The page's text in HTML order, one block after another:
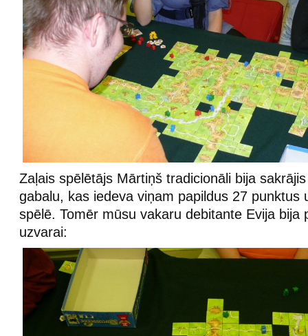
Zaļais spēlētājs Mārtiņš tradicionāli bija
gabalu, kas iedeva viņam papildus 27 punktus
spēlē. Tomēr mūsu vakaru debitante Evija bija
uzvarai: